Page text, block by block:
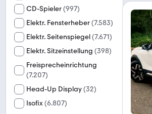
CD-Spieler(997)
Elektr. Fensterheber(7.583)
Elektr. Seitenspiegel(7.671)
Elektr. Sitzeinstellung (398)
Freisprecheinrichtung
(7.207)
Head-Up Display(32)
Isofix(6.807)